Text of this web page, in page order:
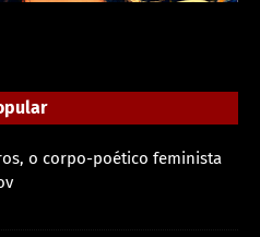
o corpo-poético feminista